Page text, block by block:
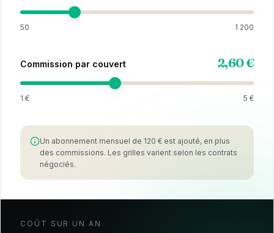
50 1 200
Commission par couvert 2,60 €
1 € 5 €
Un abonnement mensuel de 120 € est ajouté, en plus
des commissions. Les grilles varient selon les contrats
négociés.
COÛT SUR UN AN